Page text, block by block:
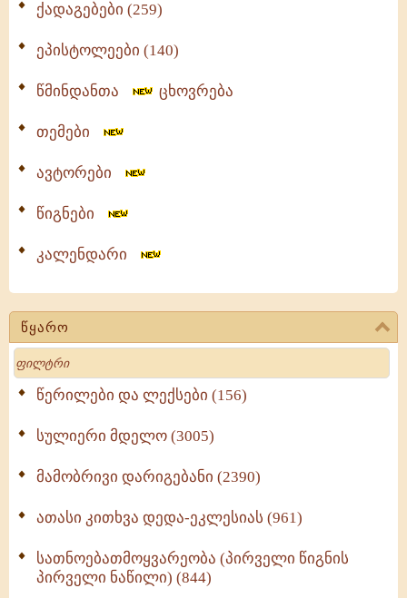
ქადაგებები (259)
ეპისტოლეები (140)
წმინდანთა ცხოვრება
თემები
ავტორები
წიგნები
კალენდარი
წყარო
Search
წერილები და ლექსები (156)
სულიერი მდელო (3005)
მამობრივი დარიგებანი (2390)
ათასი კითხვა დედა-ეკლესიას (961)
სათნოებათმოყვარეობა (პირველი წიგნის
პირველი ნაწილი) (844)